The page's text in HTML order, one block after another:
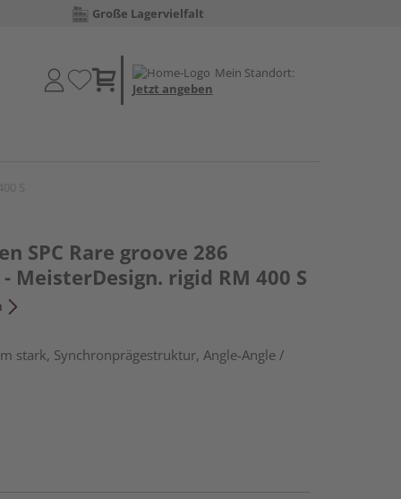
Große Lagervielfalt
Mein Standort:
Jetzt angeben
SPC Rare groove 286
MeisterDesign. rigid RM 400 S
stark, Synchronprägestruktur, Angle-Angle /